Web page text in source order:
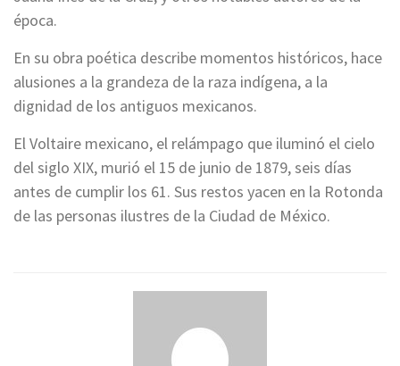
época.
En su obra poética describe momentos históricos, hace
alusiones a la grandeza de la raza indígena, a la
dignidad de los antiguos mexicanos.
El Voltaire mexicano, el relámpago que iluminó el cielo
del siglo XIX, murió el 15 de junio de 1879, seis días
antes de cumplir los 61. Sus restos yacen en la Rotonda
de las personas ilustres de la Ciudad de México.